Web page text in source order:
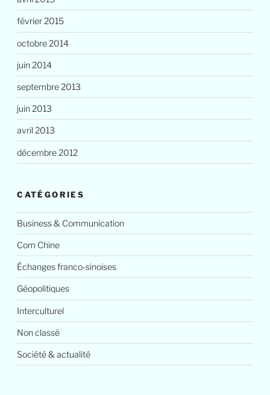
février 2015
octobre 2014
juin 2014
septembre 2013
juin 2013
avril 2013
décembre 2012
CATÉGORIES
Business & Communication
Com Chine
Échanges franco-sinoises
Géopolitiques
Interculturel
Non classé
Société & actualité